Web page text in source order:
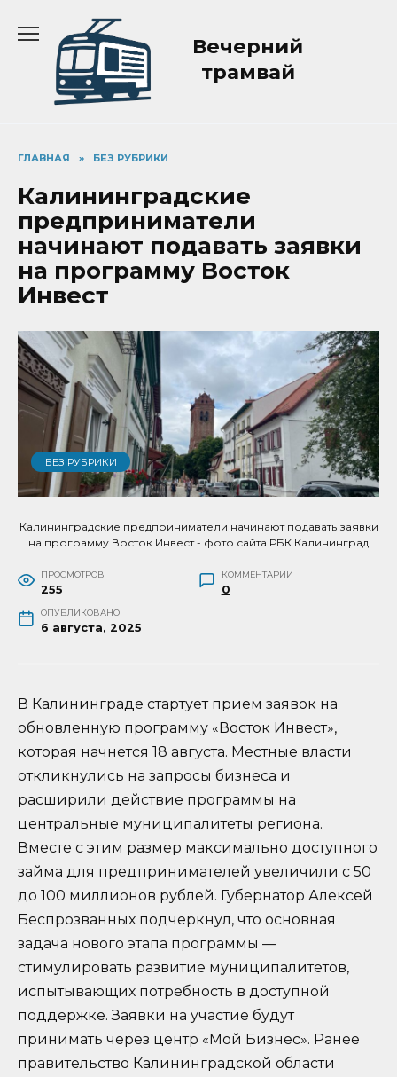
содержанию
Вечерний
трамвай
ГЛАВНАЯ » БЕЗ РУБРИКИ
Калининградские
предприниматели
начинают подавать заявки
на программу Восток
Инвест
БЕЗ РУБРИКИ
Калининградские предприниматели начинают подавать заявки
на программу Восток Инвест - фото сайта РБК Калининград
ПРОСМОТРОВ
255
КОММЕНТАРИИ
0
ОПУБЛИКОВАНО
6 августа, 2025
В Калининграде стартует прием заявок на
обновленную программу «Восток Инвест»,
которая начнется 18 августа. Местные власти
откликнулись на запросы бизнеса и
расширили действие программы на
центральные муниципалитеты региона.
Вместе с этим размер максимально доступного
займа для предпринимателей увеличили с 50
до 100 миллионов рублей. Губернатор Алексей
Беспрозванных подчеркнул, что основная
задача нового этапа программы —
стимулировать развитие муниципалитетов,
испытывающих потребность в доступной
поддержке. Заявки на участие будут
принимать через центр «Мой Бизнес». Ранее
правительство Калининградской области